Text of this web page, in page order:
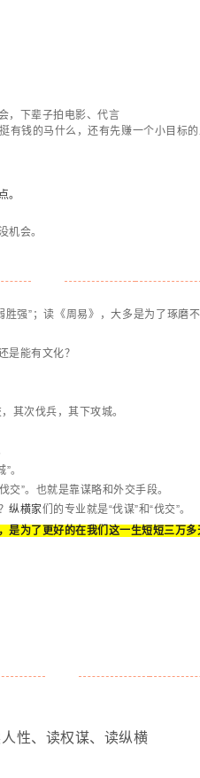
，下辈子拍电影、代言
有钱的马什么，还有先赚一个小目标
。
机会。
强”；读《周易》，大多是为了琢磨
是能有文化？
其次伐兵，其下攻城。
。
交”。也就是靠谋略和外交手段。
纵横家们的专业就是“伐谋”和“伐交”。
是为了更好的在我们这一生短短三万多
性、读权谋、读纵横